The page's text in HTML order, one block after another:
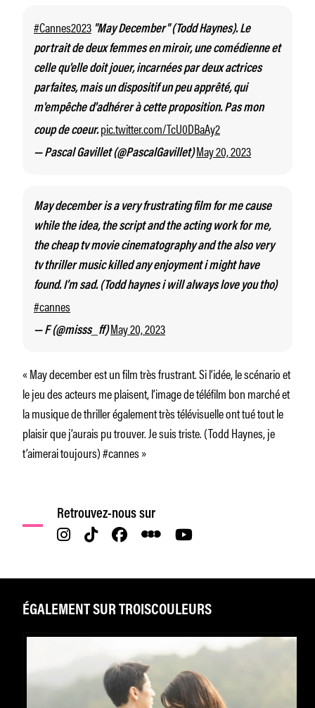
#Cannes2023 "May December" (Todd Haynes). Le
portrait de deux femmes en miroir, une comédienne et
celle qu'elle doit jouer, incarnées par deux actrices
parfaites, mais un dispositif un peu apprêté, qui
m'empêche d'adhérer à cette proposition. Pas mon
coup de coeur.pic.twitter.com/TcU0DBaAy2
— Pascal Gavillet (@PascalGavillet)May 20, 2023
May december is a very frustrating film for me cause
while the idea, the script and the acting work for me,
the cheap tv movie cinematography and the also very
tv thriller music killed any enjoyment i might have
found. I’m sad. (Todd haynes i will always love you tho)
#cannes
— F (@misss_ff)May 20, 2023
« May december est un film très frustrant. Si l’idée, le scénario et
le jeu des acteurs me plaisent, l’image de téléfilm bon marché et
la musique de thriller également très télévisuelle ont tué tout le
plaisir que j’aurais pu trouver. Je suis triste. (Todd Haynes, je
t’aimerai toujours) #cannes »
Retrouvez-nous sur
ÉGALEMENT SUR TROISCOULEURS